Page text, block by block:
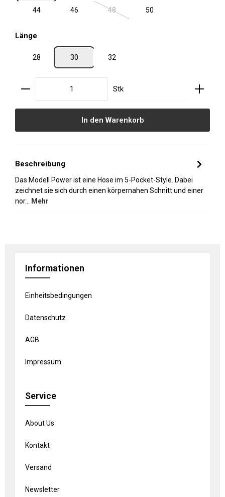
44 46 48(Diese Option ist zurzeit nicht
50
Länge
28 30 32
Produkt Anzahl: Gib den gewünschten Wert ein
Stk
In den Warenkorb
Beschreibung
Das Modell Power ist eine Hose im 5-Pocket-Style. Dabei
zeichnet sie sich durch einen körpernahen Schnitt und einer
nor…
Mehr
Informationen
Einheitsbedingungen
Datenschutz
AGB
Impressum
Service
About Us
Kontakt
Versand
Newsletter